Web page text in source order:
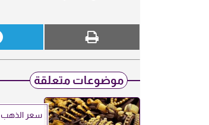
موضوعات متعلقة